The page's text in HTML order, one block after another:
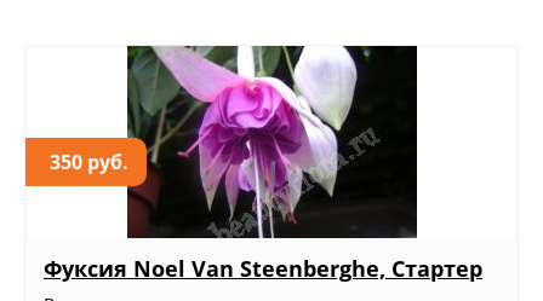
350 руб.
Фуксия Noel Van Steenberghe, Стартер